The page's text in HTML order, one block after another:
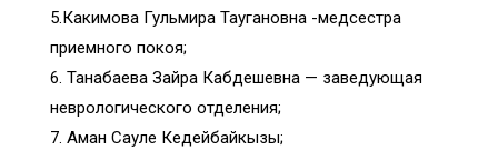
5.Какимова Гульмира Таугановна -медсестра
приемного покоя;
6. Танабаева Зайра Кабдешевна — заведующая
неврологического отделения;
7. Аман Сауле Кедейбайкызы;